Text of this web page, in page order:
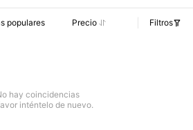
populares Precio Filtros
hay coincidencias
inténtelo de nuevo.